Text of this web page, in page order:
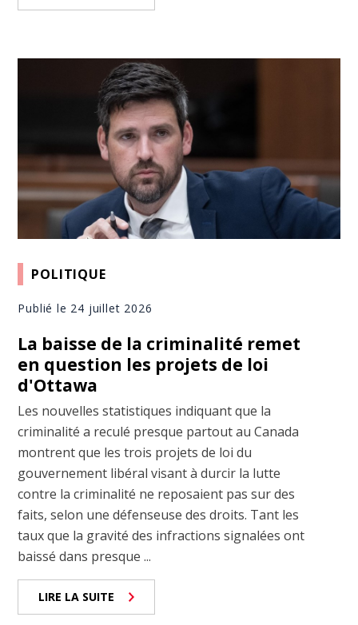
POLITIQUE
Publié le 24 juillet 2026
La baisse de la criminalité remet
en question les projets de loi
d'Ottawa
Les nouvelles statistiques indiquant que la
criminalité a reculé presque partout au Canada
montrent que les trois projets de loi du
gouvernement libéral visant à durcir la lutte
contre la criminalité ne reposaient pas sur des
faits, selon une défenseuse des droits. Tant les
taux que la gravité des infractions signalées ont
baissé dans presque ...
LIRE LA SUITE